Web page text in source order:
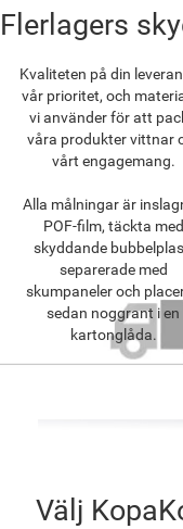
Flerlagers
Kvaliteten på din
vår prioritet, och
vi använder för att
våra produkter vittnar
vårt engagemang.
Alla målningar är
POF-film, täckta med
skyddande
separerade med
skumpaneler och
sedan noggrant i en
kartonglåda.
Välj